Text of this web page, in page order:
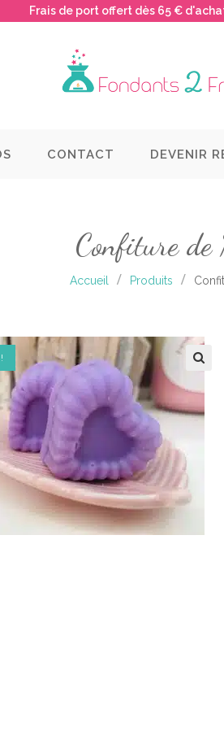
Frais de port offert dès 65 €
CONTACT DEVENIR
Confiture de
Accueil Produits